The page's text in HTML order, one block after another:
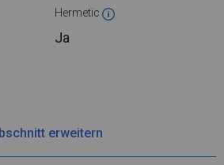
Hermetic
Ja
erweitern